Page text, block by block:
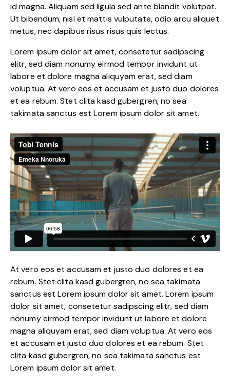
id magna. Aliquam sed ligula sed ante blandit volutpat.
Ut bibendum, nisi et mattis vulputate, odio arcu aliquet
metus, nec dapibus risus risus quis lectus.
Lorem ipsum dolor sit amet, consetetur sadipscing
elitr, sed diam nonumy eirmod tempor invidunt ut
labore et dolore magna aliquyam erat, sed diam
voluptua. At vero eos et accusam et justo duo dolores
et ea rebum. Stet clita kasd gubergren, no sea
takimata sanctus est Lorem ipsum dolor sit amet.
At vero eos et accusam et justo duo dolores et ea
rebum. Stet clita kasd gubergren, no sea takimata
sanctus est Lorem ipsum dolor sit amet. Lorem ipsum
dolor sit amet, consetetur sadipscing elitr, sed diam
nonumy eirmod tempor invidunt ut labore et dolore
magna aliquyam erat, sed diam voluptua. At vero eos
et accusam et justo duo dolores et ea rebum. Stet
clita kasd gubergren, no sea takimata sanctus est
Lorem ipsum dolor sit amet.